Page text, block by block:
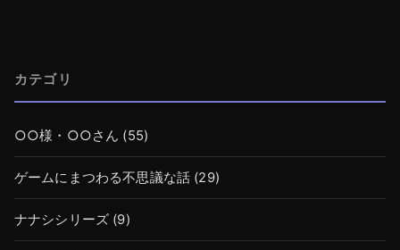
カテゴリ
○○様・○○さん (55)
ゲームにまつわる不思議な話 (29)
ナナシシリーズ (9)